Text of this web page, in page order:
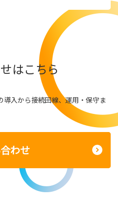
はこちら
入から接続回線、運用・保守ま
わせ